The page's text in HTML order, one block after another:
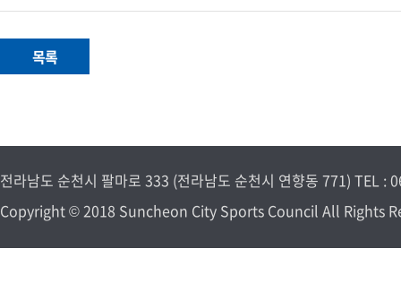
전라남도 순천시 팔마로 333 (전라남도 순천시 연향동 771) TEL
Copyright © 2018 Suncheon City Sports Council All Rights